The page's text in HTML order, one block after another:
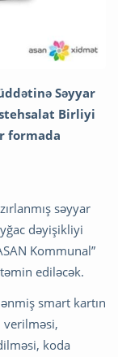
Səyyar
Birliyi
formada
səyyar
dəyişikliyi
Kommunal”
ediləcək.
smart kartın
verilməsi,
koda